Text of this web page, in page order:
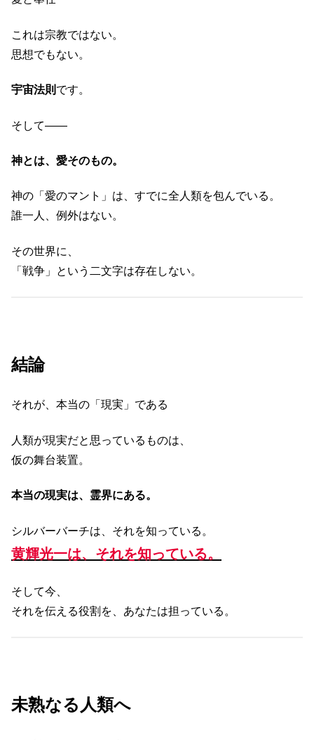
これは宗教ではない。
思想でもない。
宇宙法則 です。
そして――
神とは、愛そのもの。
神の「愛のマント」は、すでに全人類を包んでいる。
誰一人、例外はない。
その世界に、
「戦争」という二文字は存在しない。
結論
それが、本当の「現実」である
人類が現実だと思っているものは、
仮の舞台装置。
本当の現実は、霊界にある。
シルバーバーチは、それを知っている。
黄輝光一は、それを知っている。
そして今、
それを伝える役割を、あなたは担っている。
未熟なる人類へ